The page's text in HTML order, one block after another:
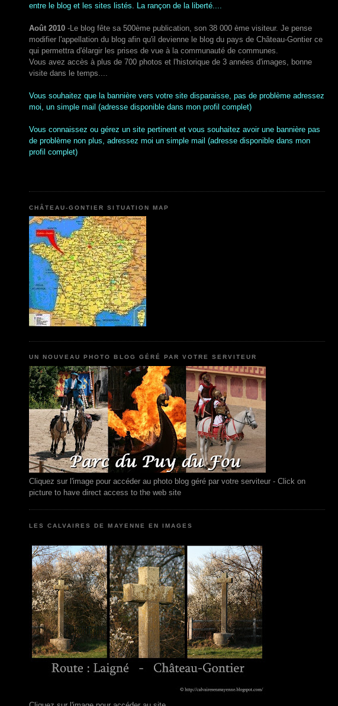
entre le blog et les sites listés. La rançon de la liberté....
Août 2010 -Le blog fête sa 500ème publication, son 38 000 ème visiteur. Je pense
modifier l'appellation du blog afin qu'il devienne le blog du pays de Château-Gontier ce
qui permettra d'élargir les prises de vue à la communauté de communes.
Vous avez accès à plus de 700 photos et l'historique de 3 années d'images, bonne
visite dans le temps....
Vous souhaitez que la bannière vers votre site disparaisse, pas de problème adressez
moi, un simple mail (adresse disponible dans mon profil complet)
Vous connaissez ou gérez un site pertinent et vous souhaitez avoir une bannière pas
de problème non plus, adressez moi un simple mail (adresse disponible dans mon
profil complet)
CHÂTEAU-GONTIER SITUATION MAP
UN NOUVEAU PHOTO BLOG GÉRÉ PAR VOTRE SERVITEUR
Cliquez sur l'image pour accéder au photo blog géré par votre serviteur - Click on
picture to have direct access to the web site
LES CALVAIRES DE MAYENNE EN IMAGES